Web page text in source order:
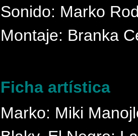
Sonido: Marko
Montaje: Branka
Ficha artística
Marko: Miki